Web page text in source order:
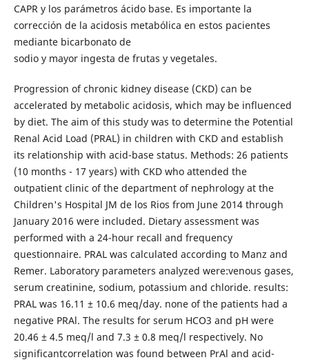
CAPR y los parámetros ácido base. Es importante la
corrección de la acidosis metabólica en estos pacientes
mediante bicarbonato de
sodio y mayor ingesta de frutas y vegetales.
Progression of chronic kidney disease (CKD) can be
accelerated by metabolic acidosis, which may be influenced
by diet. The aim of this study was to determine the Potential
Renal Acid Load (PRAL) in children with CKD and establish
its relationship with acid-base status. Methods: 26 patients
(10 months - 17 years) with CKD who attended the
outpatient clinic of the department of nephrology at the
Children's Hospital JM de los Rios from June 2014 through
January 2016 were included. Dietary assessment was
performed with a 24-hour recall and frequency
questionnaire. PRAL was calculated according to Manz and
Remer. Laboratory parameters analyzed were:venous gases,
serum creatinine, sodium, potassium and chloride. results:
PRAL was 16.11 ± 10.6 meq/day. none of the patients had a
negative PRAl. The results for serum HCO3 and pH were
20.46 ± 4.5 meq/l and 7.3 ± 0.8 meq/l respectively. No
significantcorrelation was found between PrAl and acid-